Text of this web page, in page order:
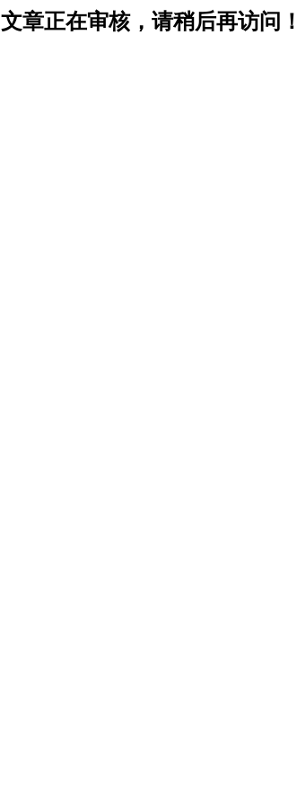
文章正在审核，请稍后再访问！